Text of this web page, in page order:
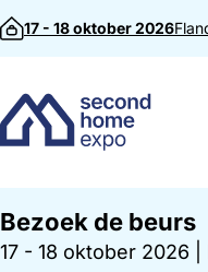
Direct naar inhoud
17 - 18 oktober 2026
Bezoek de beurs
17 - 18 oktober 2026